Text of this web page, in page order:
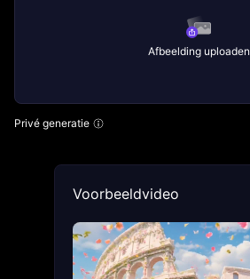
Afbeelding uploaden
Privé generatie
Voorbeeldvideo